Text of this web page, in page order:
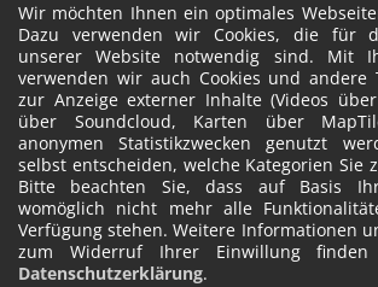
Wir möchten Ihnen ein optimales
Dazu verwenden wir Cookies, die für
unserer Website notwendig sind. Mit
verwenden wir auch Cookies und andere
zur Anzeige externer Inhalte (Videos
über Soundcloud, Karten über
anonymen Statistikzwecken genutzt
selbst entscheiden, welche Kategorien Sie
Bitte beachten Sie, dass auf Basis
womöglich nicht mehr alle
Verfügung stehen. Weitere Informationen
zum Widerruf Ihrer Einwillung
Datenschutzerklärung.